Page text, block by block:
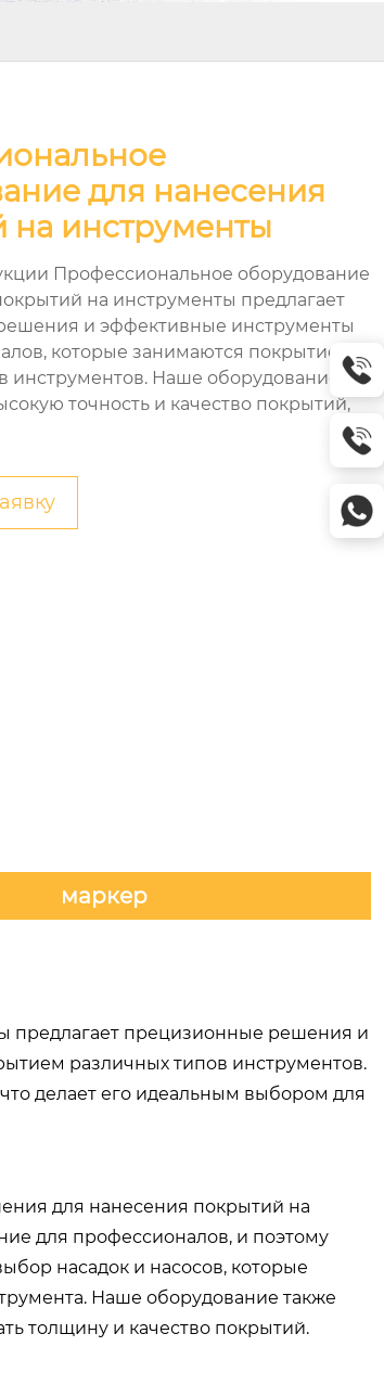
для нанесения
на инструменты
Профессиональное оборудование
на инструменты предлагает
и эффективные инструменты
которые занимаются покрытием
инструментов. Наше оборудование
точность и качество покрытий,
маркер
предлагает прецизионные решения и
различных типов инструментов.
делает его идеальным выбором для
для нанесения покрытий на
для профессионалов, и поэтому
насадок и насосов, которые
Наше оборудование также
толщину и качество покрытий.